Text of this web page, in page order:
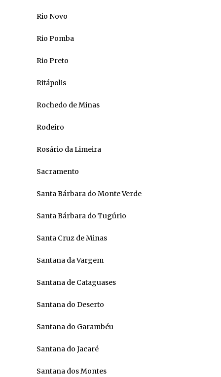
Rio Novo
Rio Pomba
Rio Preto
Ritápolis
Rochedo de Minas
Rodeiro
Rosário da Limeira
Sacramento
Santa Bárbara do Monte Verde
Santa Bárbara do Tugúrio
Santa Cruz de Minas
Santana da Vargem
Santana de Cataguases
Santana do Deserto
Santana do Garambéu
Santana do Jacaré
Santana dos Montes